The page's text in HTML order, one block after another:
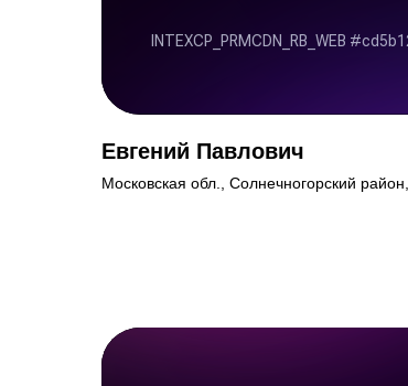
Евгений Павлович
Московская обл., Солнечногорский